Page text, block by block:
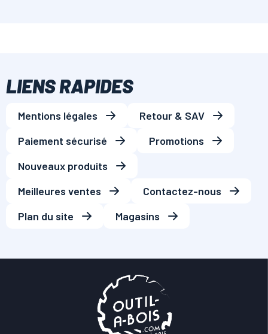
LIENS RAPIDES
Mentions légales
Retour & SAV
Paiement sécurisé
Promotions
Nouveaux produits
Meilleures ventes
Contactez-nous
Plan du site
Magasins